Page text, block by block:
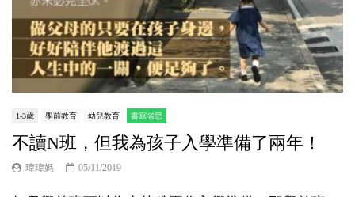
1-3歲 學前教育 幼兒教育 書寫省思
不讀N班，但我為孩子入學準備了兩年！
瑋瑋媽 05/11/2019